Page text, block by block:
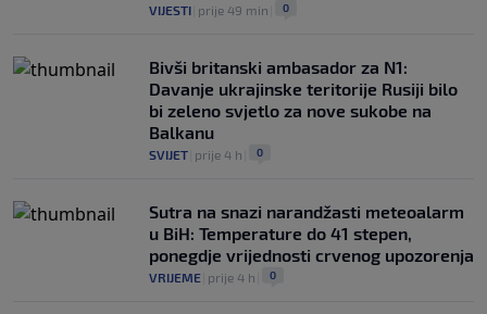
VIJESTI prije 49 min 0
Bivši britanski ambasador za N1:
Davanje ukrajinske teritorije Rusiji bilo
bi zeleno svjetlo za nove sukobe na
Balkanu
SVIJET prije 4 h 0
Sutra na snazi narandžasti meteoalarm
u BiH: Temperature do 41 stepen,
ponegdje vrijednosti crvenog upozorenja
VRIJEME prije 4 h 0